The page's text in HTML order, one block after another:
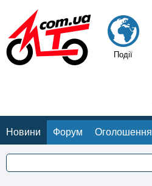
Події
Новини Форум Оголошення